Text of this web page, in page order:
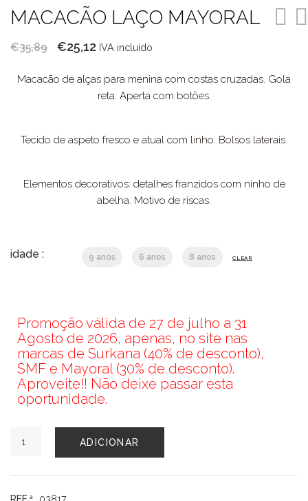
MACACÃO LAÇO MAYORAL
€35,89
O
original
€25,12 O
atual
é:
IVA incluído
Macacão de alças para menina com costas cruzadas. Gola
reta. Aperta com botões.
Tecido de aspeto fresco e atual com linho. Bolsos laterais.
Elementos decorativos: detalhes franzidos com ninho de
abelha. Motivo de riscas.
idade : 9 anos 6 anos 8 anos CLEAR
Promoção válida de 27 de julho a 31
Agosto de 2026, apenas, no site nas
marcas de Surkana (40% de desconto),
SMF e Mayoral (30% de desconto).
Aproveite!! Não deixe passar esta
oportunidade.
de
LAÇO
MAYORAL
ADICIONAR